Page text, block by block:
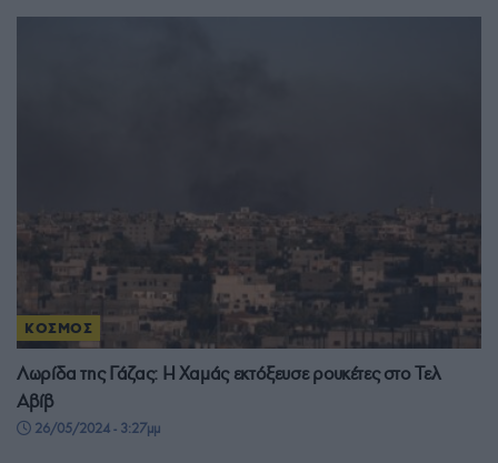
ΚΟΣΜΟΣ
Λωρίδα της Γάζας: Η Χαμάς εκτόξευσε ρουκέτες στο Τελ
Αβίβ
26/05/2024 - 3:27μμ